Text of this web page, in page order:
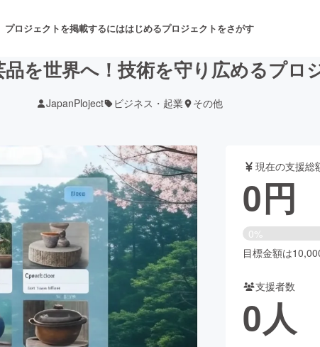
プロジェクトを掲載するにははじめるプロジェクトをさがす
舞台・パフォーマンス
ム・サービス開発 フード・飲食店
・雑誌出版 アニメ・漫画
レンジ ビューティー・ヘルスケア
品を世界へ！技術を守り広めるプロ
JapanPloject ビジネス・起業 その他
現在の支援総
0円
0%
目標金額は
支援者数
0人